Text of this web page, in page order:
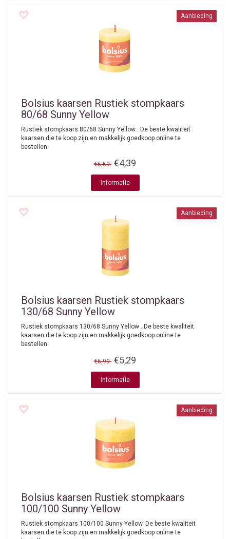
Aanbieding
Bolsius kaarsen Rustiek stompkaars
80/68 Sunny Yellow
Rustiek stompkaars 80/68 Sunny Yellow . De beste kwaliteit
kaarsen die te koop zijn en makkelijk goedkoop online te
bestellen.
€5,59 €4,39
Informatie
Aanbieding
Bolsius kaarsen Rustiek stompkaars
130/68 Sunny Yellow
Rustiek stompkaars 130/68 Sunny Yellow . De beste kwaliteit
kaarsen die te koop zijn en makkelijk goedkoop online te
bestellen.
€6,99 €5,29
Informatie
Aanbieding
Bolsius kaarsen Rustiek stompkaars
100/100 Sunny Yellow
Rustiek stompkaars 100/100 Sunny Yellow. De beste kwaliteit
kaarsen die te koop zijn en makkelijk goedkoop online te